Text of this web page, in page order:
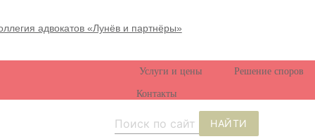
Услуги и цены Решение споров
Контакты
НАЙТИ